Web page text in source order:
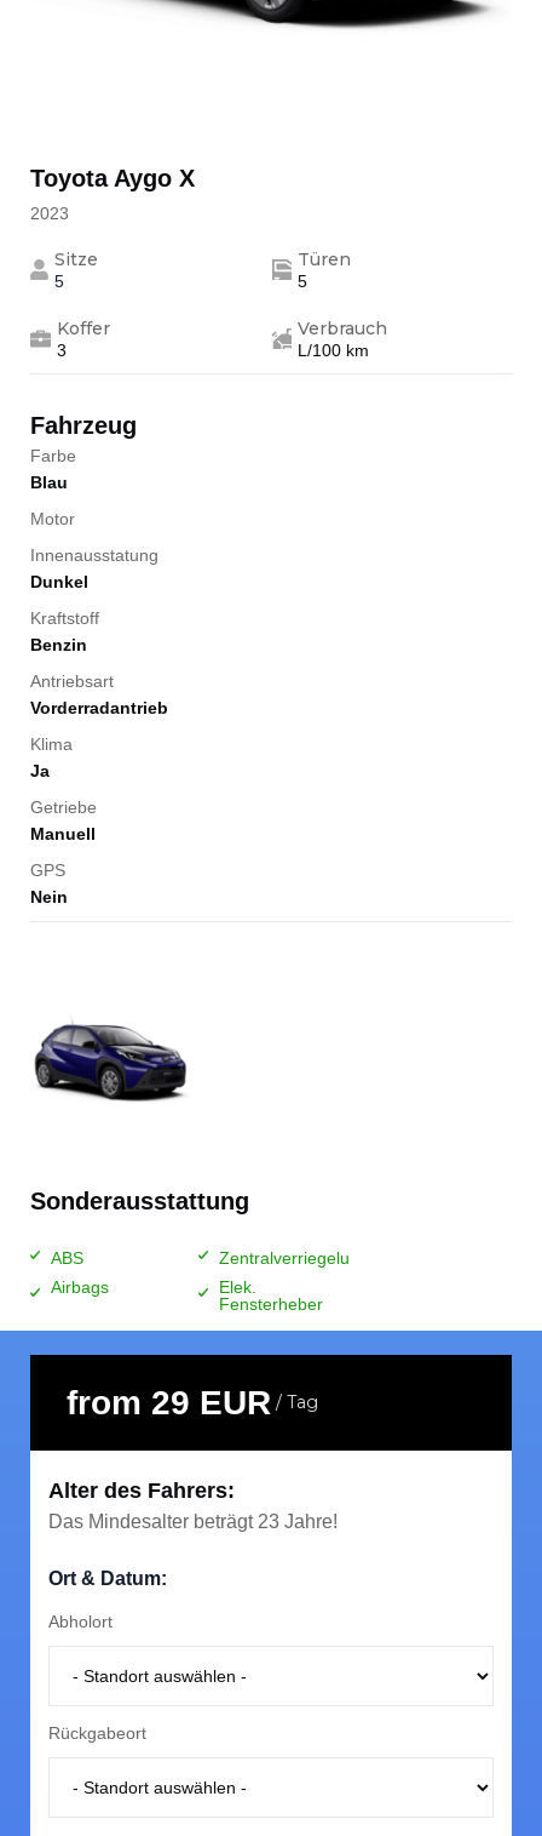
Toyota Aygo X
2023
Sitze
5
Türen
5
Koffer
3
Verbrauch
L/100 km
Fahrzeug
Farbe
Blau
Motor
Innenausstatung
Dunkel
Kraftstoff
Benzin
Antriebsart
Vorderradantrieb
Klima
Ja
Getriebe
Manuell
GPS
Nein
Sonderausstattung
ABS
Zentralverriegelung
Airbags
Elek.
Fensterheber
from 29 EUR / Tag
Alter des Fahrers:
Das Mindesalter beträgt 23 Jahre!
Ort & Datum:
Abholort
Rückgabeort
oder Personalausweis und einen Führerschein für die